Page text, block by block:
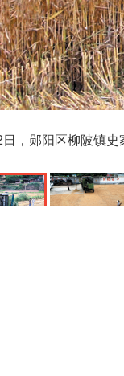
日，郧阳区柳陂镇史